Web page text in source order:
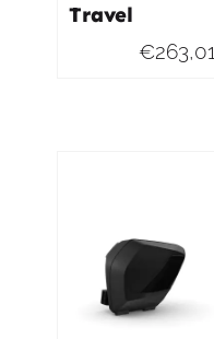
Travel
€263,01